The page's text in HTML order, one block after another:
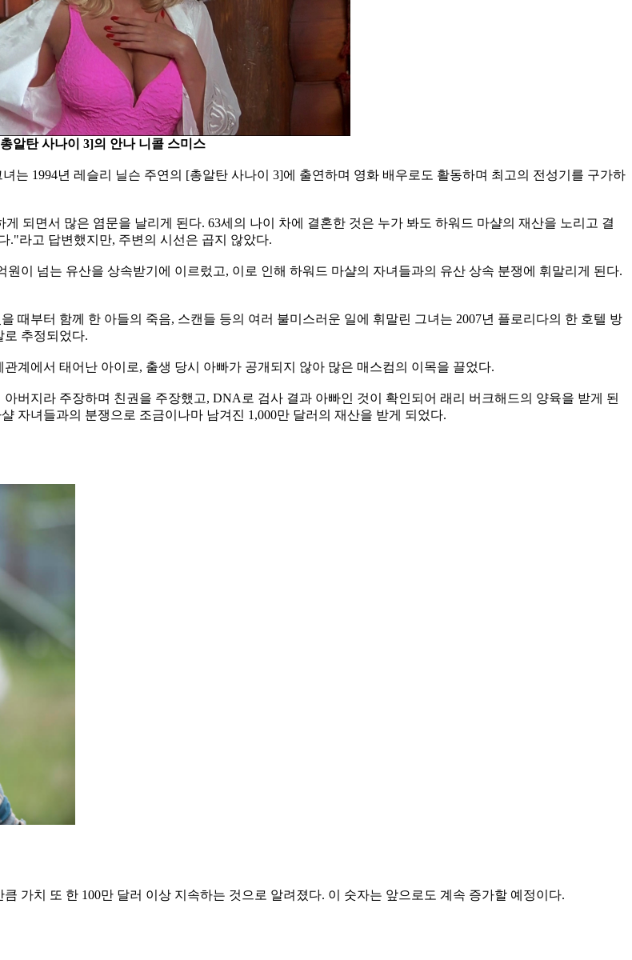
알탄 사나이 3]의 안나 니콜 스미스
는 1994년 레슬리 닐슨 주연의 [총알탄 사나이 3]에 출연하며 영화 배우로도 활동하며 최고의 전성기를 구가하
되면서 많은 염문을 날리게 된다. 63세의 나이 차에 결혼한 것은 누가 봐도 하워드 마샬의 재산을 노리고 결
."라고 답변했지만, 주변의 시선은 곱지 않았다.
이 넘는 유산을 상속받기에 이르렀고, 이로 인해 하워드 마샬의 자녀들과의 유산 상속 분쟁에 휘말리게 된다.
때부터 함께 한 아들의 죽음, 스캔들 등의 여러 불미스러운 일에 휘말린 그녀는 2007년 플로리다의 한 호텔 방
로 추정되었다.
계에서 태어난 아이로, 출생 당시 아빠가 공개되지 않아 많은 매스컴의 이목을 끌었다.
버지라 주장하며 친권을 주장했고, DNA로 검사 결과 아빠인 것이 확인되어 래리 버크해드의 양육을 받게 된
자녀들과의 분쟁으로 조금이나마 남겨진 1,000만 달러의 재산을 받게 되었다.
가치 또 한 100만 달러 이상 지속하는 것으로 알려졌다. 이 숫자는 앞으로도 계속 증가할 예정이다.